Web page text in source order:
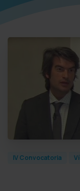
IV Convocatoria